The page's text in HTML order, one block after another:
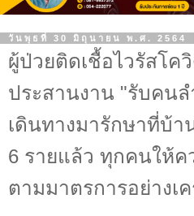
วันพุธที่ 30 มิถุนายน พ.ศ. 2564
ผู้ป่วยติดเชื้อไวรัสโค
ประสานงาน "รับคน
เดินทางมารักษาที่บ้า
6 รายแล้ว ทุกคนให้
ตามมาตรการอย่างเ